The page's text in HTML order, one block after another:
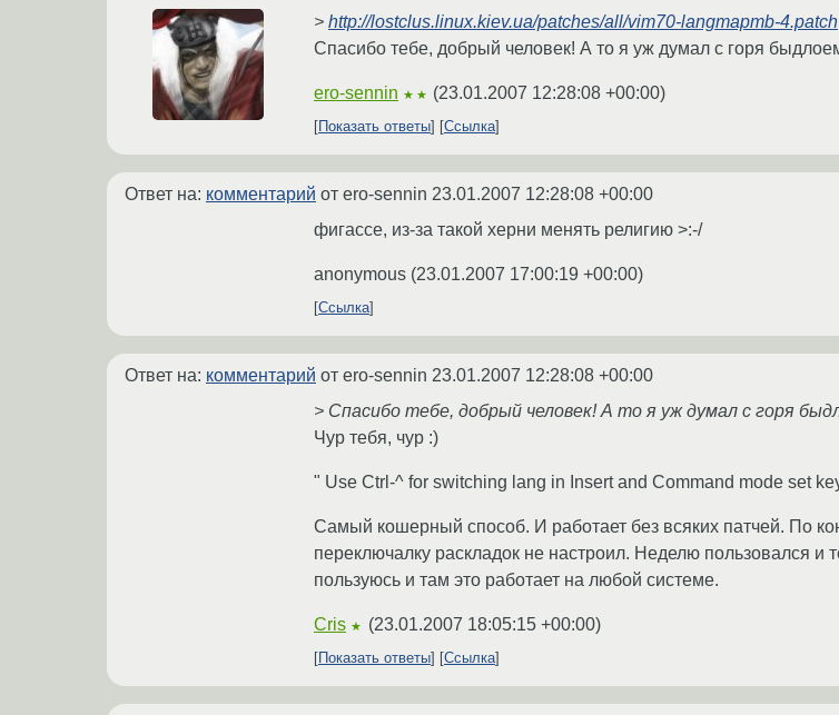
> http://lostclus.linux.kiev.ua/patches/all/vim70-langmapmb-4.patch
Спасибо тебе, добрый человек! А то я уж думал с горя
ero-sennin ★★ (23.01.2007 12:28:08 +00:00)
Показать ответы Ссылка
Ответ на: комментарий от ero-sennin 23.01.2007 12:28:08 +00:00
фигассе, из-за такой херни менять религию >:-/
anonymous (23.01.2007 17:00:19 +00:00)
Ссылка
Ответ на: комментарий от ero-sennin 23.01.2007 12:28:08 +00:00
> Спасибо тебе, добрый человек! А то я уж думал с горя
Чур тебя, чур :)
" Use Ctrl-^ for switching lang in Insert and Command mode set
Самый кошерный способ. И работает без всяких патчей. По
переключалку раскладок не настроил. Неделю пользовался и
пользуюсь и там это работает на любой системе.
Cris ★ (23.01.2007 18:05:15 +00:00)
Показать ответы Ссылка